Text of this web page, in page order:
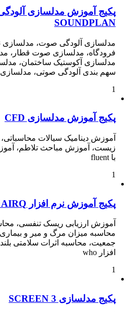
پکیج آموزش مدلسازی
SOUNDPLAN
مدلسازی آلودگی صوت، مدلسازی
فرودگاه، مدلسازی صوت قطار،
مدلسازی آکوستیک ساختمان،
سهم بندی آلودگی صوتی، مدلسازی
1
پکیج آموزش مدلسازی CFD
زیست، آموزش مباحث تلاطم،
با fluent
1
پکیج آموزش نرم افزار AIRQ ارزیابی ریسک
آموزش ارزیابی ریسک تنفسی،
محاسبه میزان مرگ و میر و
جمعیت، محاسبه اثرات سلامتی
افزار who
1
پکیج مدلسازی SCREEN 3